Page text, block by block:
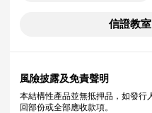
信證教
風險披露及免責聲明
本結構性產品並無抵押品，如發行
回部份或全部應收款項。